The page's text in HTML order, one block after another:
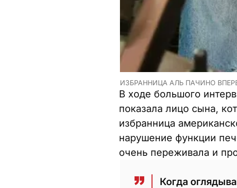
ИЗБРАННИЦА АЛЬ ПАЧИНО
В ходе большого
показала лицо сына,
избранница
нарушение функции
очень переживала и
Когда